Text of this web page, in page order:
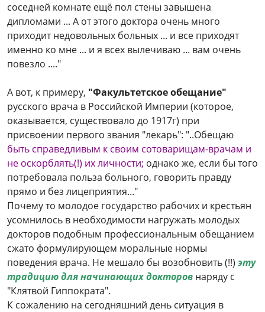
соседней комнате ещё пол стены завышена
дипломами ... А от этого доктора очень много
приходит недовольных больных ... и все приходят
именно ко мне ... и я всех вылечиваю ... вам очень
повезло ...."
А вот, к примеру, "Факультетское обещание"
русского врача в Российской Империи (которое,
оказывается, существовало до 1917г) при
присвоении первого звания "лекарь": "..Обещаю
быть справедливым к своим сотоварищам-врачам и
не оскорблять(!) их личности; однако же, если бы того
потребовала польза больного, говорить правду
прямо и без лицеприятия..."
Почему то молодое государство рабочих и крестьян
усомнилось в необходимости нагружать молодых
докторов подобным профессиональным обещанием
сжато формулирующем моральные нормы
поведения врача. Не мешало бы возобновить (!!) эту
традицию для начинающих докторов наряду с
"Клятвой Гиппократа".
К сожалению на сегодняшний день ситуация в